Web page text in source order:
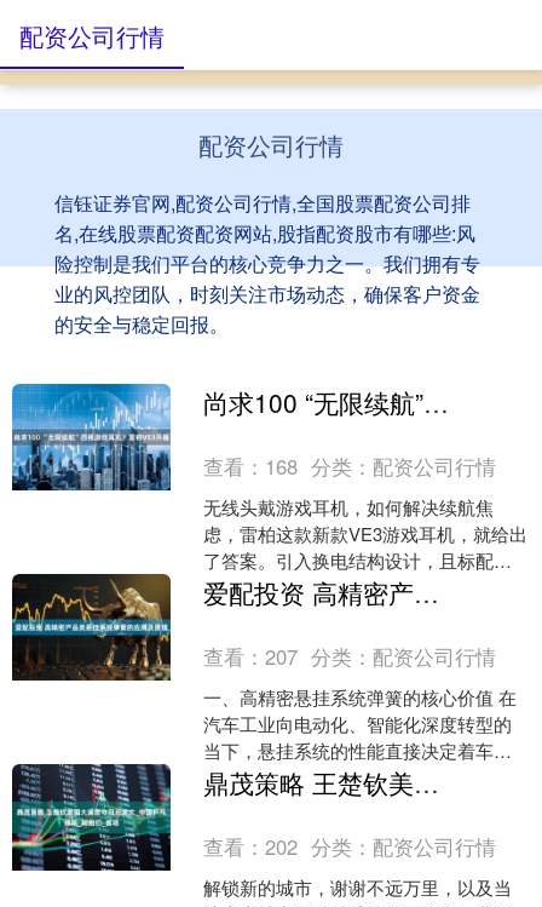
配资公司行情
信钰证券官网,配资公司行情,全国股票配资公司排
名,在线股票配资配资网站,股指配资股市有哪些:风
险控制是我们平台的核心竞争力之一。我们拥有专
业的风控团队，时刻关注市场动态，确保客户资金
的安全与稳定回报。
配资公司行情
尚求100 “无限续航”四模游戏耳机？雷柏VE3开箱
查看： 168 分类： 配资公司行情
无线头戴游戏耳机，如何解决续航焦
虑，雷柏这款新款VE3游戏耳机，就给出
了答案。引入换电结构设计，且标配了
两块电池，始终有一块满电的备用电
池，就算耳机突然低电量提....
爱配投资 高精密产品类悬挂系统弹簧的应用及原理
查看：207 分类： 配资公司行情
一、高精密悬挂系统弹簧的核心价值 在
汽车工业向电动化、智能化深度转型的
当下，悬挂系统的性能直接决定着车辆
的行驶质感与安全底线。高精密悬挂系
统弹簧作为其中的核心弹....
鼎茂策略 王楚钦美国大满贯夺冠后发文_中国乒乓球队_同胞们_赛场
查看：202 分类： 配资公司行情
解锁新的城市，谢谢不远万里，以及当